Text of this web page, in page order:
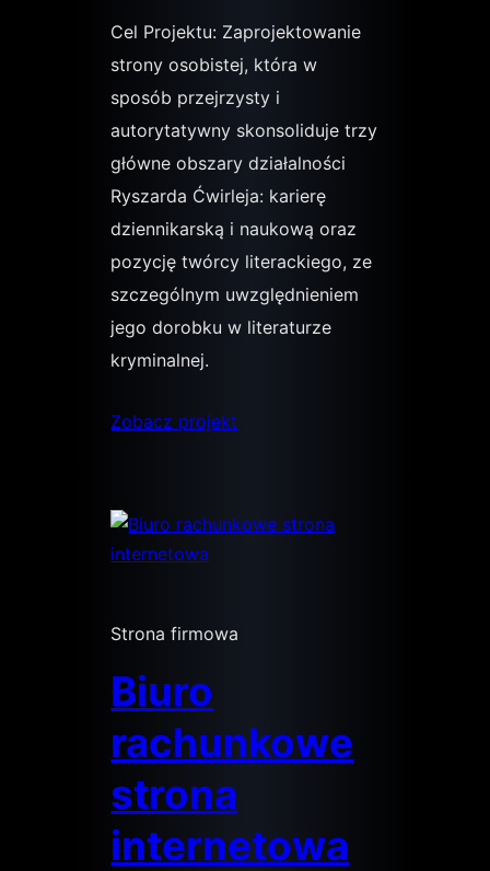
Cel Projektu: Zaprojektowanie
strony osobistej, która w
sposób przejrzysty i
autorytatywny skonsoliduje trzy
główne obszary działalności
Ryszarda Ćwirleja: karierę
dziennikarską i naukową oraz
pozycję twórcy literackiego, ze
szczególnym uwzględnieniem
jego dorobku w literaturze
kryminalnej.
Zobacz projekt
Strona firmowa
Biuro
rachunkowe
strona
internetowa